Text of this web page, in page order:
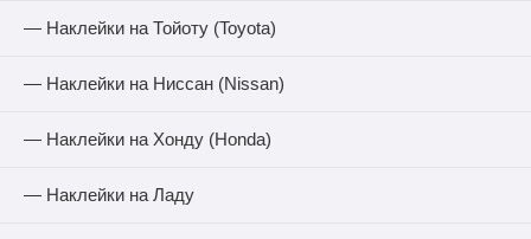
— Наклейки на Тойоту (Toyota)
— Наклейки на Ниссан (Nissan)
— Наклейки на Хонду (Honda)
— Наклейки на Ладу